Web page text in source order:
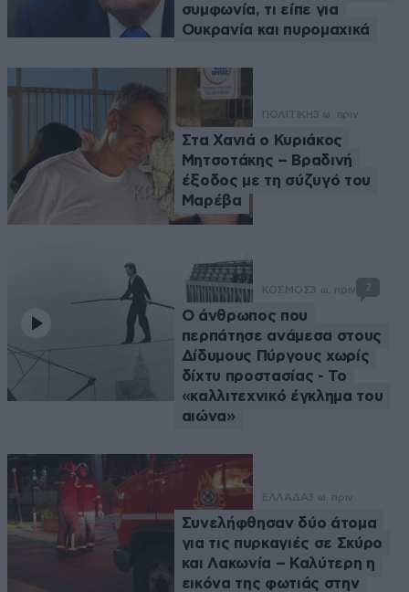
συμφωνία, τι είπε για
Ουκρανία και πυρομαχικά
ΠΟΛΙΤΙΚΗ3 ω. πριν
Στα Χανιά ο Κυριάκος
Μητσοτάκης – Βραδινή
έξοδος με τη σύζυγό του
Μαρέβα
ΚΟΣΜΟΣ3 ω. πριν 2
Ο άνθρωπος που
περπάτησε ανάμεσα στους
Δίδυμους Πύργους χωρίς
δίχτυ προστασίας - Το
«καλλιτεχνικό έγκλημα του
αιώνα»
ΕΛΛΑΔΑ3 ω. πριν
Συνελήφθησαν δύο άτομα
για τις πυρκαγιές σε Σκύρο
και Λακωνία – Καλύτερη η
εικόνα της φωτιάς στην